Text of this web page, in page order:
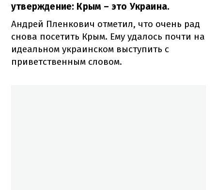
утверждение: Крым – это Украина.
Андрей Пленкович отметил, что очень рад
снова посетить Крым. Ему удалось почти на
идеальном украинском выступить с
приветственным словом.